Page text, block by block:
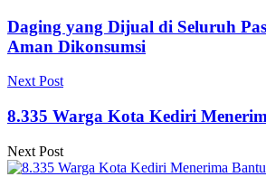
Daging yang Dijual di Seluruh
Aman Dikonsumsi
Next Post
8.335 Warga Kota Kediri
Next Post